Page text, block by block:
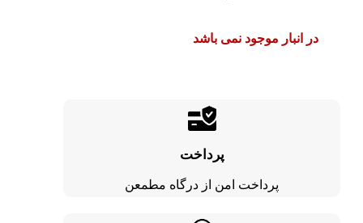
در انبار موجود نمی باشد
پرداخت
پرداخت امن از درگاه مطمعن